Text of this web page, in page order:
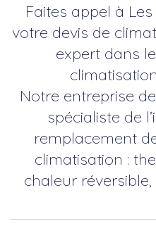
Faites appel à
votre devis de
expert dans
Notre entreprise
spécialiste de
remplacement
climatisation :
chaleur